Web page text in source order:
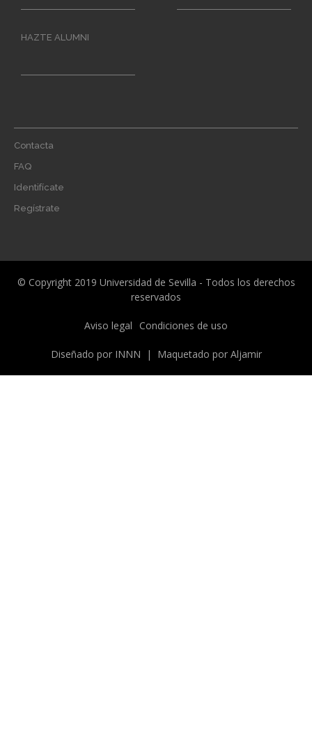
HAZTE ALUMNI
Footer
menu
Contacta
FAQ
Identifícate
Regístrate
© Copyright 2019 Universidad de Sevilla - Todos los derechos
reservados
legal
Aviso legal Condiciones de uso
Diseñado por INNN | Maquetado por Aljamir